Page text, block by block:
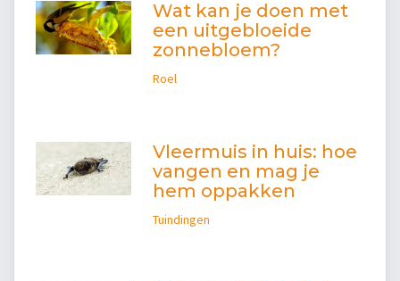
Wat kan je doen met
een uitgebloeide
zonnebloem?
Roel
Vleermuis in huis: hoe
vangen en mag je
hem oppakken
Tuindingen